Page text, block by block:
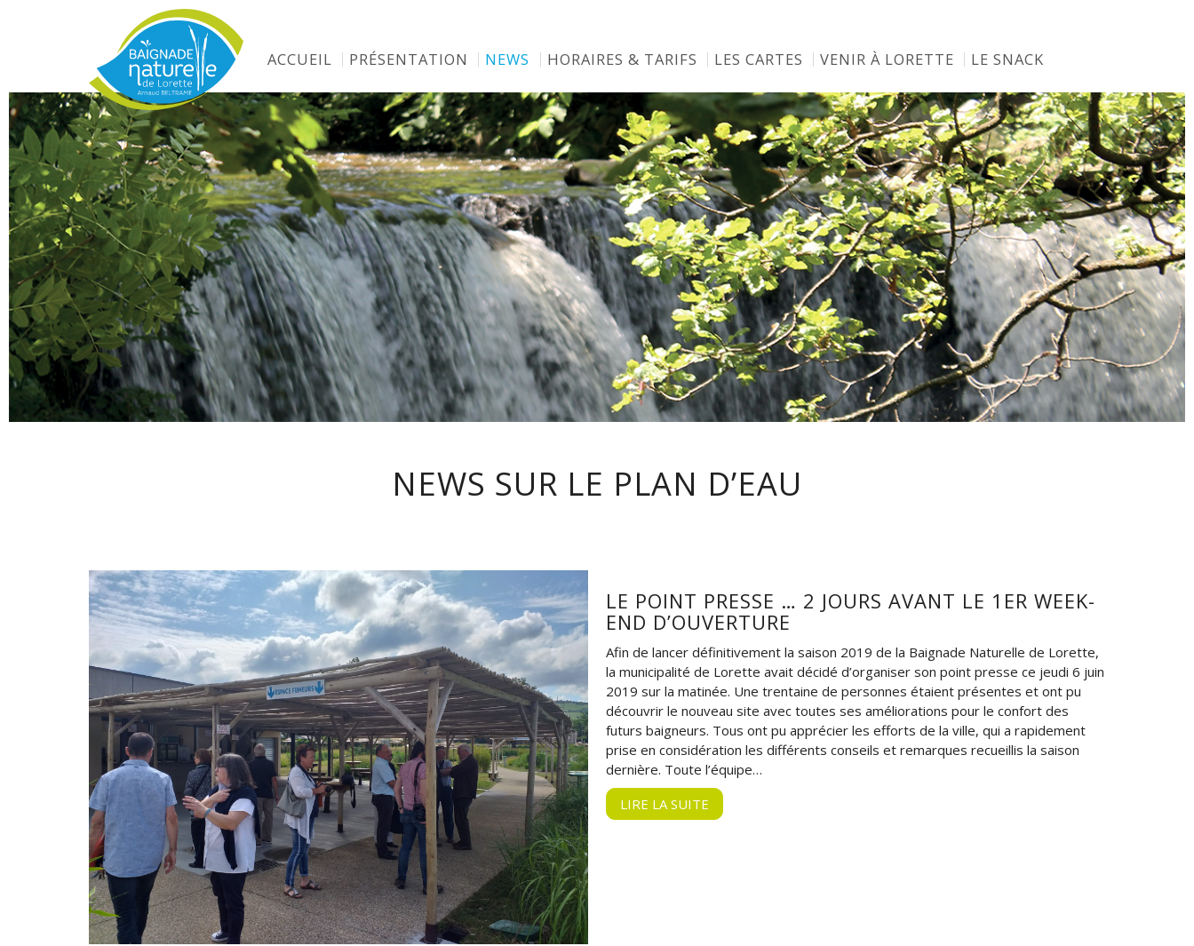
ACCUEIL PRÉSENTATION NEWS HORAIRES & TARIFS LES CARTES VENIR À LORETTE LE SNACK
NEWS SUR LE PLAN D’EAU
LE POINT PRESSE … 2 JOURS AVANT LE 1ER WEEK-
END D’OUVERTURE
Afin de lancer définitivement la saison 2019 de la Baignade Naturelle de Lorette,
la municipalité de Lorette avait décidé d’organiser son point presse ce jeudi 6 juin
2019 sur la matinée. Une trentaine de personnes étaient présentes et ont pu
découvrir le nouveau site avec toutes ses améliorations pour le confort des
futurs baigneurs. Tous ont pu apprécier les efforts de la ville, qui a rapidement
prise en considération les différents conseils et remarques recueillis la saison
dernière. Toute l’équipe…
LIRE LA SUITE